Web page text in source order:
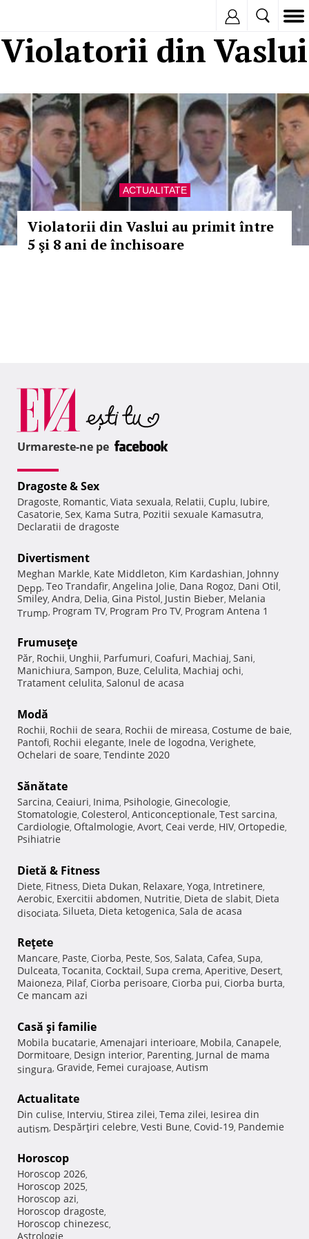
Violatorii din Vaslui
ACTUALITATE
Violatorii din Vaslui au primit între
5 şi 8 ani de închisoare
Urmareste-ne pe
Dragoste & Sex
Dragoste, Romantic, Viata sexuala, Relatii, Cuplu, Iubire,
Casatorie, Sex, Kama Sutra, Pozitii sexuale Kamasutra,
Declaratii de dragoste
Divertisment
Meghan Markle, Kate Middleton, Kim Kardashian, Johnny
Depp, Teo Trandafir, Angelina Jolie, Dana Rogoz, Dani Otil,
Smiley, Andra, Delia, Gina Pistol, Justin Bieber, Melania
Trump, Program TV, Program Pro TV, Program Antena 1
Frumuseţe
Păr, Rochii, Unghii, Parfumuri, Coafuri, Machiaj, Sani,
Manichiura, Sampon, Buze, Celulita, Machiaj ochi,
Tratament celulita, Salonul de acasa
Modă
Rochii, Rochii de seara, Rochii de mireasa, Costume de baie,
Pantofi, Rochii elegante, Inele de logodna, Verighete,
Ochelari de soare, Tendinte 2020
Sănătate
Sarcina, Ceaiuri, Inima, Psihologie, Ginecologie,
Stomatologie, Colesterol, Anticonceptionale, Test sarcina,
Cardiologie, Oftalmologie, Avort, Ceai verde, HIV, Ortopedie,
Psihiatrie
Dietă & Fitness
Diete, Fitness, Dieta Dukan, Relaxare, Yoga, Intretinere,
Aerobic, Exercitii abdomen, Nutritie, Dieta de slabit, Dieta
disociata, Silueta, Dieta ketogenica, Sala de acasa
Reţete
Mancare, Paste, Ciorba, Peste, Sos, Salata, Cafea, Supa,
Dulceata, Tocanita, Cocktail, Supa crema, Aperitive, Desert,
Maioneza, Pilaf, Ciorba perisoare, Ciorba pui, Ciorba burta,
Ce mancam azi
Casă şi familie
Mobila bucatarie, Amenajari interioare, Mobila, Canapele,
Dormitoare, Design interior, Parenting, Jurnal de mama
singura, Gravide, Femei curajoase, Autism
Actualitate
Din culise, Interviu, Stirea zilei, Tema zilei, Iesirea din
autism, Despărţiri celebre, Vesti Bune, Covid-19, Pandemie
Horoscop
Horoscop 2026,
Horoscop 2025,
Horoscop azi,
Horoscop dragoste,
Horoscop chinezesc,
Astrologie